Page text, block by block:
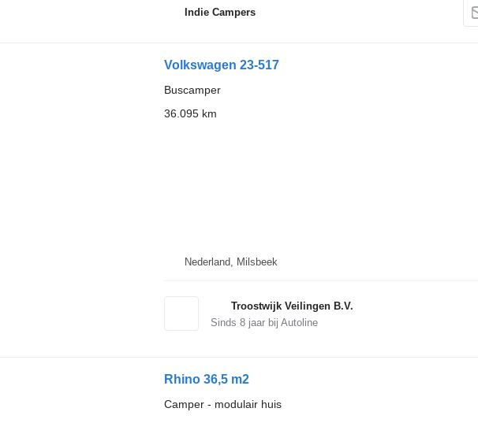
Indie Campers
Volkswagen 23-517
Buscamper
36.095 km
Nederland, Milsbeek
Troostwijk Veilingen B.V.
Sinds 8jaar bij Autoline
Rhino 36,5 m2
Camper - modulair huis